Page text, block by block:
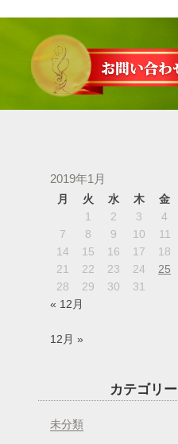
2019年1月
月 火 水 木 金
1
2 3 4
7
8 9 10 11
14
15 16 17 18
21
22 23 24 25
28
29 30
31
« 12月
12月 »
カテゴリー
未分類